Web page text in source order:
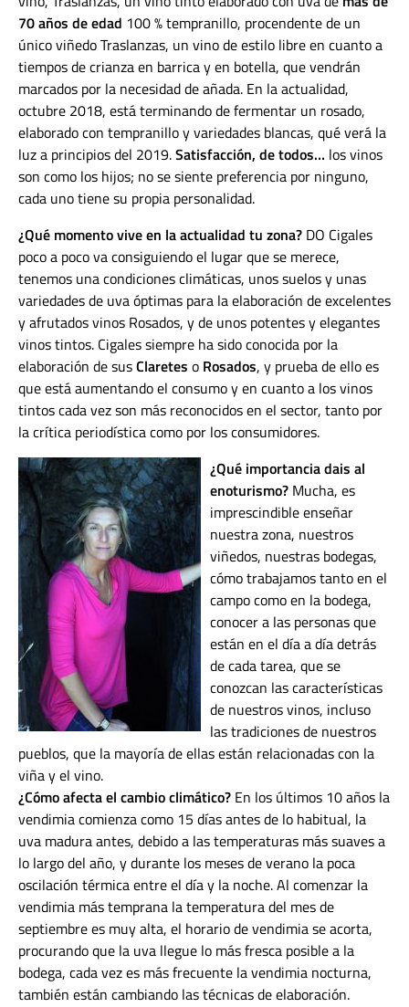
70 años de edad 100 % tempranillo, procendente de un
único viñedo Traslanzas, un vino de estilo libre en cuanto a
tiempos de crianza en barrica y en botella, que vendrán
marcados por la necesidad de añada. En la actualidad,
octubre 2018, está terminando de fermentar un rosado,
elaborado con tempranillo y variedades blancas, qué verá la
luz a principios del 2019.Satisfacción, de todos… los vinos
son como los hijos; no se siente preferencia por ninguno,
cada uno tiene su propia personalidad.
¿Qué momento vive en la actualidad tu zona? DO Cigales
poco a poco va consiguiendo el lugar que se merece,
tenemos una condiciones climáticas, unos suelos y unas
variedades de uva óptimas para la elaboración de excelentes
y afrutados vinos Rosados, y de unos potentes y elegantes
vinos tintos. Cigales siempre ha sido conocida por la
elaboración de susClaretes o Rosados, y prueba de ello es
que está aumentando el consumo y en cuanto a los vinos
tintos cada vez son más reconocidos en el sector, tanto por
la crítica periodística como por los consumidores.
¿Qué importancia dais al
enoturismo? Mucha, es
imprescindible enseñar
nuestra zona, nuestros
viñedos, nuestras bodegas,
cómo trabajamos tanto en el
campo como en la bodega,
conocer a las personas que
están en el día a día detrás
de cada tarea, que se
conozcan las características
de nuestros vinos, incluso
las tradiciones de nuestros
pueblos, que la mayoría de ellas están relacionadas con la
viña y el vino.
¿Cómo afecta el cambio climático? En los últimos 10 años la
vendimia comienza como 15 días antes de lo habitual, la
uva madura antes, debido a las temperaturas más suaves a
lo largo del año, y durante los meses de verano la poca
oscilación térmica entre el día y la noche. Al comenzar la
vendimia más temprana la temperatura del mes de
septiembre es muy alta, el horario de vendimia se acorta,
procurando que la uva llegue lo más fresca posible a la
bodega, cada vez es más frecuente la vendimia nocturna,
también están cambiando las técnicas de elaboración.